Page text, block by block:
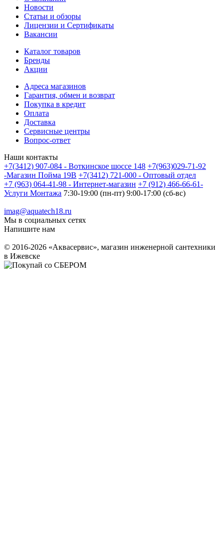
Новости
Статьи и обзоры
Лицензии и Сертификаты
Вакансии
Каталог товаров
Бренды
Акции
Адреса магазинов
Гарантия, обмен и возврат
Покупка в кредит
Оплата
Доставка
Сервисные центры
Вопрос-ответ
Наши контакты
+7(3412) 907-084 - Воткинское шоссе 148 +7(963)029-71-92
-Магазин Пойма 19В +7(3412) 721-000 - Оптовый отдел
+7 (963) 064-41-98 - Интернет-магазин +7 (912) 466-66-61-
Услуги Монтажа 7:30-19:00 (пн-пт) 9:00-17:00 (сб-вс)
imag@aquatech18.ru
Мы в социальных сетях
Напишите нам
© 2016-2026 «Аквасервис», магазин инженерной сантехники
в Ижевске